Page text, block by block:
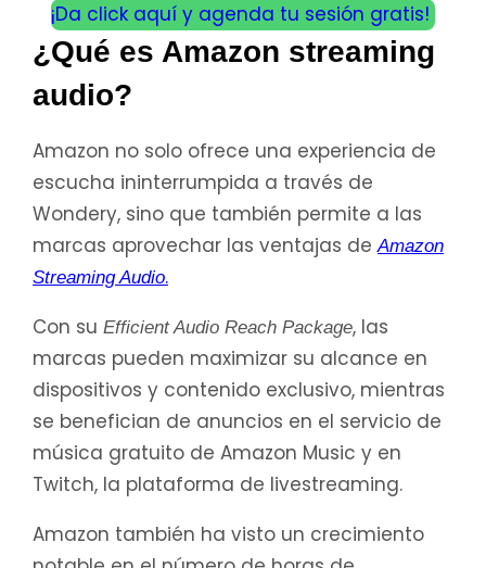
¡Da click aquí y agenda tu sesión gratis!
¿Qué es Amazon streaming
audio?
Amazon no solo ofrece una experiencia de
escucha ininterrumpida a través de
Wondery, sino que también permite a las
marcas aprovechar las ventajas deAmazon
Streaming Audio.
Con su Efficient Audio Reach Package, las
marcas pueden maximizar su alcance en
dispositivos y contenido exclusivo, mientras
se benefician de anuncios en el servicio de
música gratuito de Amazon Music y en
Twitch, la plataforma de livestreaming.
Amazon también ha visto un crecimiento